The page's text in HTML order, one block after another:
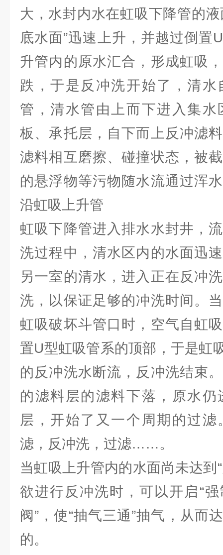
大，水封内水在虹吸下降管的
底水面”迅速上升，并越过倒置
升管内的原水汇合，形成虹吸
跌，于是反冲洗开始了，清
管，清水管由上而下进入集
板、承托层，自下而上反冲滤
滤料相互磨擦、碰撞状态，被
的悬浮物等污物随水流通过浑
沿虹吸上升管
虹吸下降管进入排水水封井，
洗过程中，清水区内的水面迅
另一室的清水，进入正在反冲
洗，以保证足够的冲洗时间。
虹吸破坏斗管口时，空气自虹
置U型虹吸管系的顶部，于是虹
的反冲洗水断流，反冲洗结束
的滤料层的滤料下落，原水
层，开始了又一个周期的过
滤，反冲洗，过滤……。
当虹吸上升管内的水面尚未达到
欲进行反冲洗时，可以开启“
阀”，使“抽气三通”抽气，从而
的。